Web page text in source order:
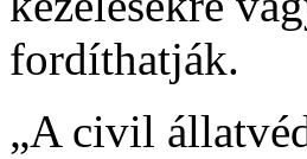
fordíthatják.
„A civil